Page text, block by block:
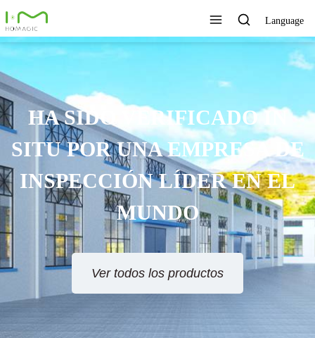
Language
ÚNICA,
CALIDAD,
SERVICIO RÁPIDO
Ver todos los productos